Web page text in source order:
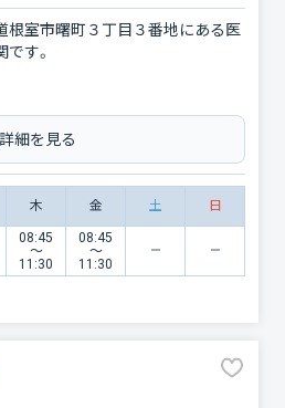
根室市曙町３丁目３番地にある医
です。
詳細を見る
木 金 土 日
08:45
〜
11:30
08:45
〜
11:30